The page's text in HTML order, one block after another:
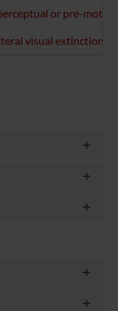
or pre-motor
visual extinction?